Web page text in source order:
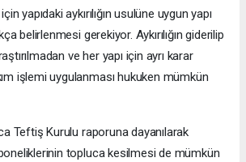
yapıdaki aykırılığın usulüne uygun yapı
belirlenmesi gerekiyor. Aykırılığın giderilip
ve her yapı için ayrı karar
işlemi uygulanması hukuken mümkün
Teftiş Kurulu raporuna dayanılarak
topluca kesilmesi de mümkün